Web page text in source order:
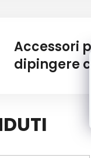
Accessori
dipingere